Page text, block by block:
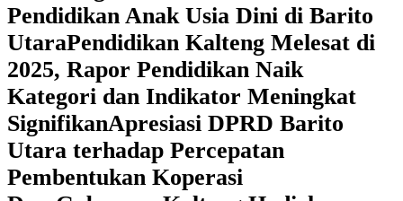
Pendidikan Anak Usia Dini di Barito
Utara‎Pendidikan Kalteng Melesat di
2025, Rapor Pendidikan Naik
Kategori dan Indikator Meningkat
SignifikanApresiasi DPRD Barito
Utara terhadap Percepatan
Pembentukan Koperasi